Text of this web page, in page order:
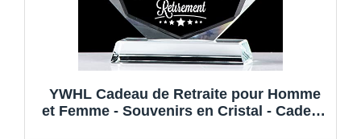
YWHL Cadeau de Retraite pour Homme
et Femme - Souvenirs en Cristal - Cadeau